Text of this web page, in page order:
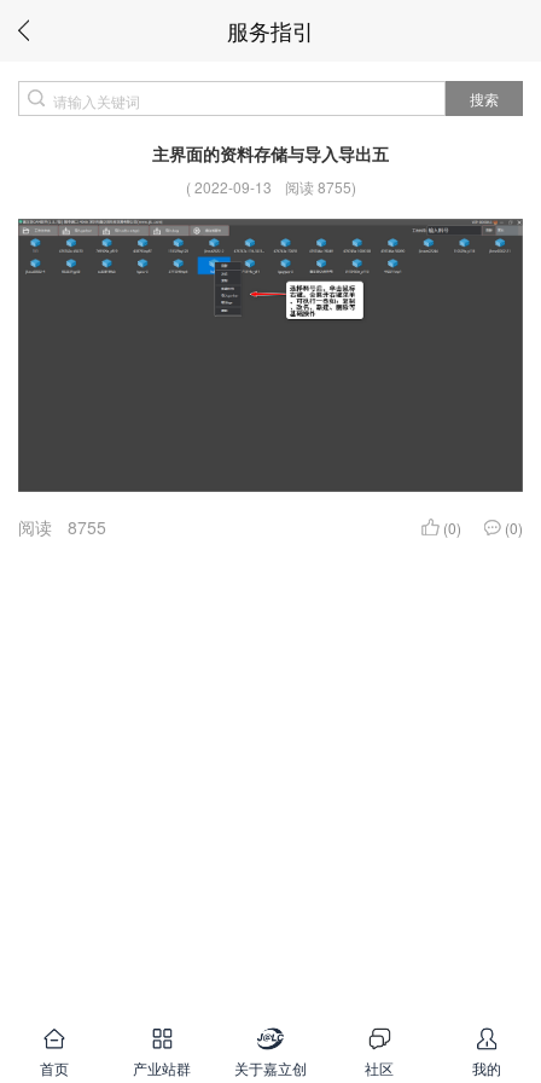
服务指引
搜索
主界面的资料存储与导入导出五
(2022-09-13 阅读 8755)
阅读 8755 (0) (0)
首页 产业站群 关于嘉立创 社区 我的